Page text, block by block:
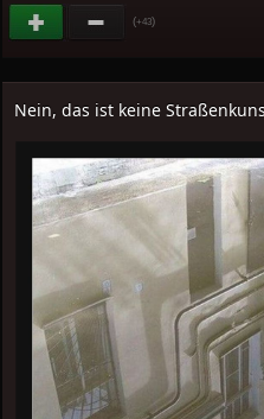
(+43)
Nein, das ist keine